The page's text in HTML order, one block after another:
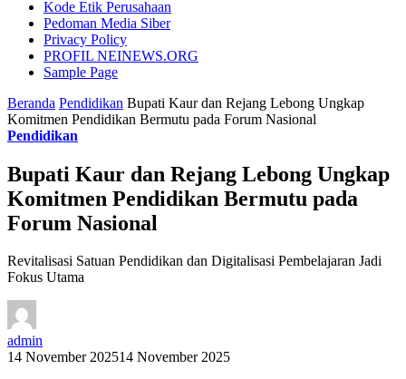
Kode Etik Perusahaan
Pedoman Media Siber
Privacy Policy
PROFIL NEINEWS.ORG
Sample Page
Beranda Pendidikan Bupati Kaur dan Rejang Lebong Ungkap
Komitmen Pendidikan Bermutu pada Forum Nasional
Pendidikan
Bupati Kaur dan Rejang Lebong Ungkap
Komitmen Pendidikan Bermutu pada
Forum Nasional
Revitalisasi Satuan Pendidikan dan Digitalisasi Pembelajaran Jadi
Fokus Utama
admin
14 November 202514 November 2025